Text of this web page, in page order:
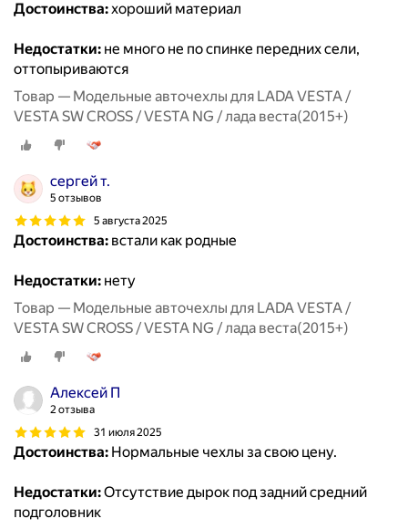
Достоинства:хороший материал
Недостатки: не много не по спинке передних сели,
оттопыриваются
Товар — Модельные авточехлы для LADA VESTA /
VESTA SW CROSS / VESTA NG / лада веста(2015+)
сергей т.
5 отзывов
5 августа 2025
Достоинства: встали как родные
Недостатки: нету
Товар — Модельные авточехлы для LADA VESTA /
VESTA SW CROSS / VESTA NG / лада веста(2015+)
Алексей П
2 отзыва
31 июля 2025
Достоинства: Нормальные чехлы за свою цену.
Недостатки:Отсутствие дырок под задний средний
подголовник